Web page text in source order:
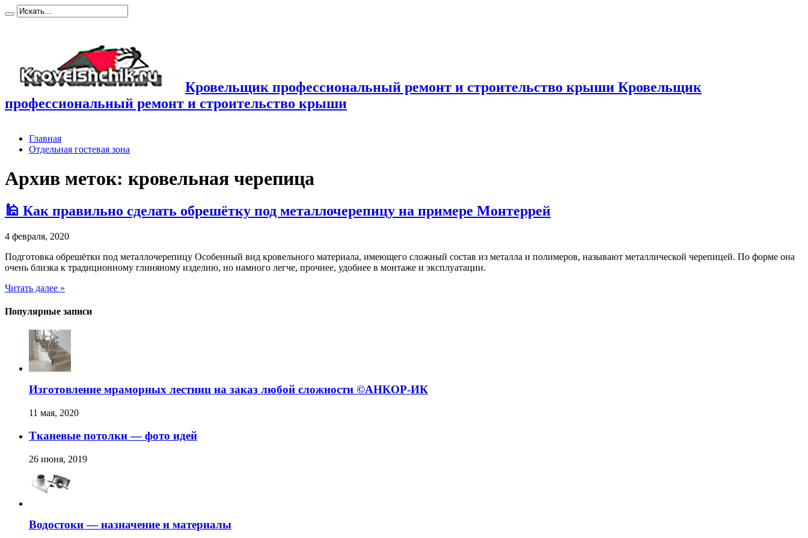
Кровельщик профессиональный ремонт и строительство крыши Кровельщик
профессиональный ремонт и строительство крыши
Главная
Отдельная гостевая зона
Архив меток: кровельная черепица
🕌 Как правильно сделать обрешётку под металлочерепицу на примере Монтеррей
4 февраля, 2020
Подготовка обрешётки под металлочерепицу Особенный вид кровельного материала, имеющего сложный состав из металла и полимеров, называют металлической черепицей. По форме она
очень близка к традиционному глиняному изделию, но намного легче, прочнее, удобнее в монтаже и эксплуатации.
Читать далее »
Популярные записи
Изготовление мраморных лестниц на заказ любой сложности ©️АНКОР-ИК
11 мая, 2020
Тканевые потолки — фото идей
26 июня, 2019
Водостоки — назначение и материалы